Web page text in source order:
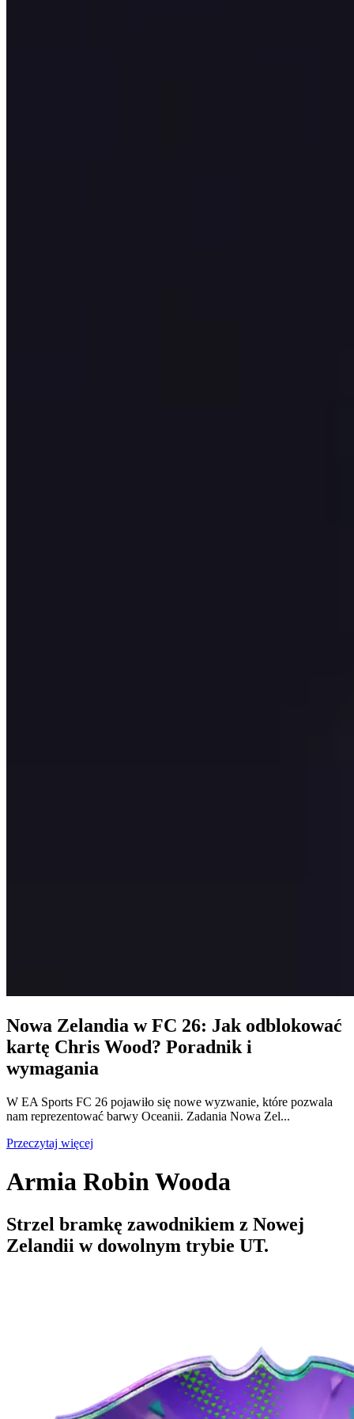
Nowa Zelandia w FC 26: Jak odblokować
kartę Chris Wood? Poradnik i
wymagania
W EA Sports FC 26 pojawiło się nowe wyzwanie, które pozwala
nam reprezentować barwy Oceanii. Zadania Nowa Zel...
Przeczytaj więcej
Armia Robin Wooda
Strzel bramkę zawodnikiem z Nowej
Zelandii w dowolnym trybie UT.